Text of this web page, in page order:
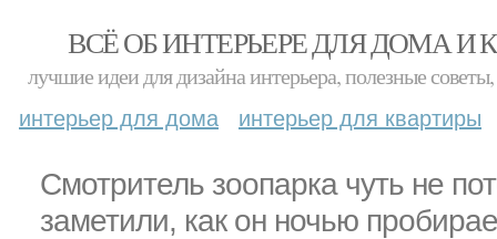
ВСЁ ОБ ИНТЕРЬЕРЕ ДЛЯ ДОМА И
лучшие идеи для дизайна интерьера, полезные
интерьер для дома интерьер для квартиры
Смотритель зоопарка чуть не
заметили, как он ночью